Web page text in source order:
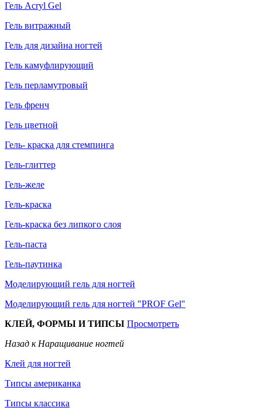
Гель Acryl Gel
Гель витражный
Гель для дизайна ногтей
Гель камуфлирующий
Гель перламутровый
Гель френч
Гель цветной
Гель- краска для стемпинга
Гель-глиттер
Гель-желе
Гель-краска
Гель-краска без липкого слоя
Гель-паста
Гель-паутинка
Моделирующий гель для ногтей
Моделирующий гель для ногтей "PROF Gel"
КЛЕЙ, ФОРМЫ И ТИПСЫ Просмотреть
Назад к Наращивание ногтей
Клей для ногтей
Типсы американка
Типсы классика